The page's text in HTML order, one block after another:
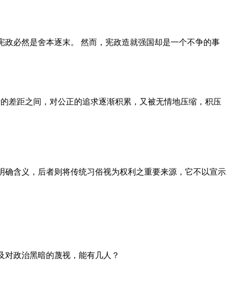
必然是舍本逐末。 然而，宪政造就强国却是一个不争的事
差距之间，对公正的追求逐渐积累，又被无情地压缩，积压
含义，后者则将传统习俗视为权利之重要来源，它不以宣示
政治黑暗的蔑视，能有几人？